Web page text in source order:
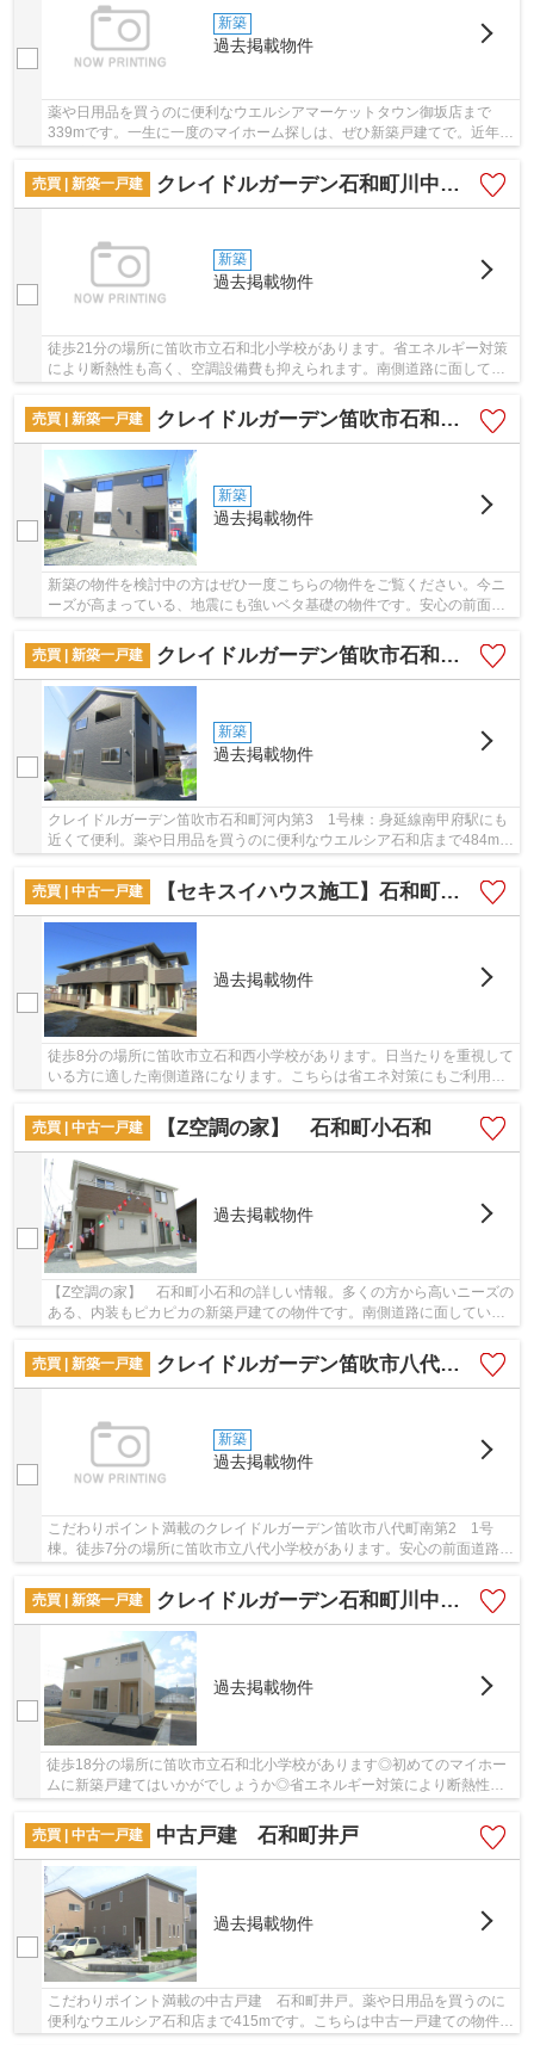
新築
過去掲載物件
薬や日用品を買うのに便利なウエルシアマーケットタウン御坂店まで
339mです。一生に一度のマイホーム探しは、ぜひ新築戸建てで。近年関
心が高まっているエコを意識した省エネ対策がな...
売買 | 新築一戸建
クレイドルガーデン石和町川中島第3 1号棟
新築
過去掲載物件
徒歩21分の場所に笛吹市立石和北小学校があります。省エネルギー対策
により断熱性も高く、空調設備費も抑えられます。南側道路に面してい
るため、日当たりを確保する事が出来ます。綺...
売買 | 新築一戸建
クレイドルガーデン笛吹市石和町河内第3 2号棟
新築
過去掲載物件
新築の物件を検討中の方はぜひ一度こちらの物件をご覧ください。今ニ
ーズが高まっている、地震にも強いベタ基礎の物件です。安心の前面道
売買 | 新築一戸建
クレイドルガーデン笛吹市石和町河内第3 1号棟
新築
過去掲載物件
クレイドルガーデン笛吹市石和町河内第3 1号棟：身延線南甲府駅にも
近くて便利。薬や日用品を買うのに便利なウエルシア石和店まで484mで
売買 | 中古一戸建
【セキスイハウス施工】石和町唐柏
過去掲載物件
徒歩8分の場所に笛吹市立石和西小学校があります。日当たりを重視して
いる方に適した南側道路になります。こちらは省エネ対策にもご利用頂
売買 | 中古一戸建
【Z空調の家】 石和町小石和
過去掲載物件
【Z空調の家】 石和町小石和の詳しい情報。多くの方から高いニーズの
ある、内装もピカピカの新築戸建ての物件です。南側道路に面している
売買 | 新築一戸建
クレイドルガーデン笛吹市八代町南第2 1号棟
新築
過去掲載物件
こだわりポイント満載のクレイドルガーデン笛吹市八代町南第2 1号
棟。徒歩7分の場所に笛吹市立八代小学校があります。安心の前面道路
6m以上の条件を備えております。こちらは省エネ対...
売買 | 新築一戸建
クレイドルガーデン石和町川中島第2 1号棟
過去掲載物件
徒歩18分の場所に笛吹市立石和北小学校があります◎初めてのマイホー
ムに新築戸建てはいかがでしょうか◎省エネルギー対策により断熱性も
高く、空調設備費も抑えられます◎害虫の侵入や床...
売買 | 中古一戸建
中古戸建 石和町井戸
過去掲載物件
こだわりポイント満載の中古戸建 石和町井戸。薬や日用品を買うのに
便利なウエルシア石和店まで415mです。こちらは中古一戸建ての物件で